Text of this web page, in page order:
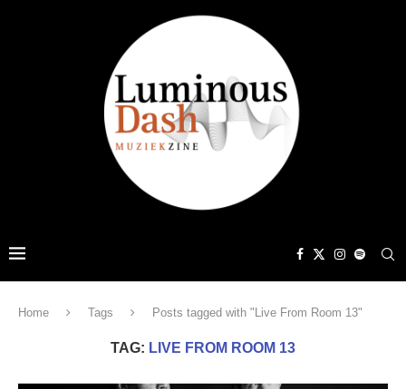
Home Tags Posts tagged with "Live From Room 13"
TAG: LIVE FROM ROOM 13